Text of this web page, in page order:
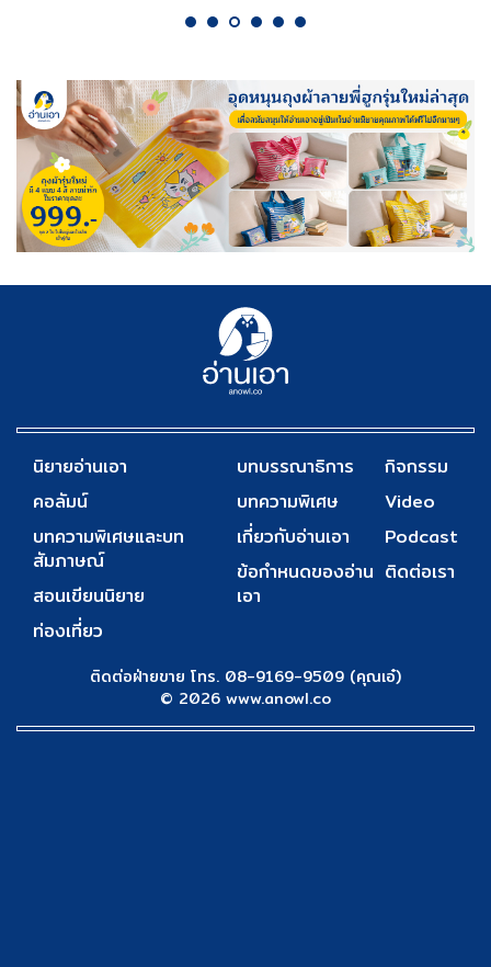
นิยายอ่านเอา
คอลัมน์
บทความพิเศษและบท
สัมภาษณ์
สอนเขียนนิยาย
ท่องเที่ยว
บทบรรณาธิการ
บทความพิเศษ
เกี่ยวกับอ่านเอา
ข้อกำหนดของอ่าน
เอา
กิจกรรม
Video
Podcast
ติดต่อเรา
ติดต่อฝ่ายขาย โทร. 08-9169-9509 (คุณเอ๋)
© 2026 www.anowl.co